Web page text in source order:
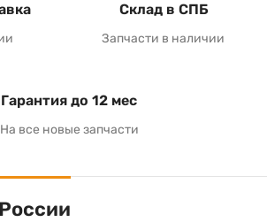
Склад в СПБ
Запчасти в наличии
Гарантия до 12 мес
На все новые запчасти